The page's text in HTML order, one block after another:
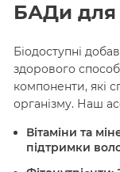
БАДи для
Біодоступні
здорового
компоненти, які
організму. Наш
Вітаміни та
підтримки